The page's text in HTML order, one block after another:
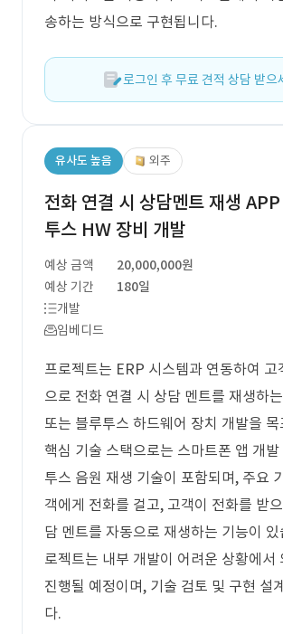
송하는 방식으로 구현됩니다.
로그인 후 무료 견적 상담 받으
유사도 높음 외주
전화 연결 시 상담멘트 재생
투스 HW 장비 개발
예상 금액
20,000,000원
예상 기간
180일
개발
임베디드
프로젝트는 ERP 시스템과 연동하여 고
으로 전화 연결 시 상담 멘트를 재생하
또는 블루투스 하드웨어 장치 개발을
핵심 기술 스택으로는 스마트폰 앱 개
투스 음원 재생 기술이 포함되며, 주요
객에게 전화를 걸고, 고객이 전화를 받
담 멘트를 자동으로 재생하는 기능이
로젝트는 내부 개발이 어려운 상황에서
진행될 예정이며, 기술 검토 및 구현 설
다.